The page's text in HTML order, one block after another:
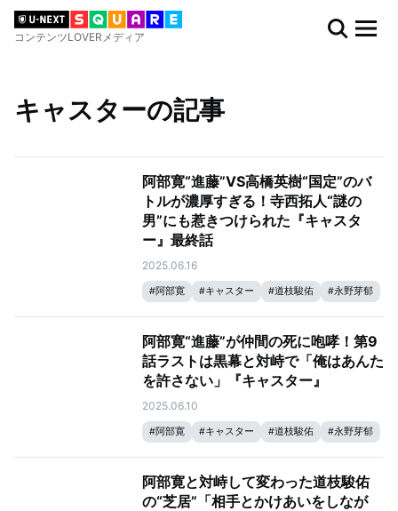
コンテンツLOVERメディア
キャスターの記事
阿部寛“進藤”VS高橋英樹“国定”のバ
トルが濃厚すぎる！寺西拓人“謎の
男”にも惹きつけられた『キャスタ
ー』最終話
2025.06.16
#阿部寛 #キャスター #道枝駿佑 #永野芽郁
阿部寛“進藤”が仲間の死に咆哮！第9
話ラストは黒幕と対峙で「俺はあんた
を許さない」『キャスター』
2025.06.10
#阿部寛 #キャスター #道枝駿佑 #永野芽郁
阿部寛と対峙して変わった道枝駿佑
の“芝居”「相手とかけあいをしなが